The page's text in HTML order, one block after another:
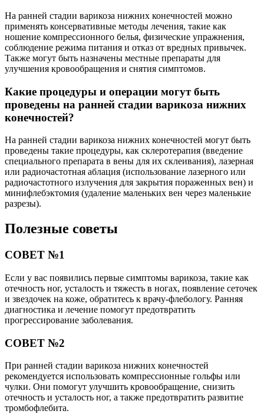
На ранней стадии варикоза нижних конечностей можно
применять консервативные методы лечения, такие как
ношение компрессионного белья, физические упражнения,
соблюдение режима питания и отказ от вредных привычек.
Также могут быть назначены местные препараты для
улучшения кровообращения и снятия симптомов.
Какие процедуры и операции могут быть
проведены на ранней стадии варикоза нижних
конечностей?
На ранней стадии варикоза нижних конечностей могут быть
проведены такие процедуры, как склеротерапия (введение
специального препарата в вены для их склеивания), лазерная
или радиочастотная аблация (использование лазерного или
радиочастотного излучения для закрытия пораженных вен) и
минифлебэктомия (удаление маленьких вен через маленькие
разрезы).
Полезные советы
СОВЕТ №1
Если у вас появились первые симптомы варикоза, такие как
отечность ног, усталость и тяжесть в ногах, появление сеточек
и звездочек на коже, обратитесь к врачу-флебологу. Ранняя
диагностика и лечение помогут предотвратить
прогрессирование заболевания.
СОВЕТ №2
При ранней стадии варикоза нижних конечностей
рекомендуется использовать компрессионные гольфы или
чулки. Они помогут улучшить кровообращение, снизить
отечность и усталость ног, а также предотвратить развитие
тромбофлебита.